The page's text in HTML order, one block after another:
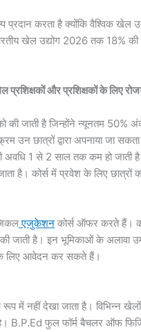
प्रदान करता है क्योंकि वैश्विक खेल
खेल उद्योग 2026 तक 18% की
और प्रशिक्षकों के लिए
जाती है जिन्होंने न्यूनतम 50%
उन छात्रों द्वारा अपनाया जा
अवधि 1 से 2 साल तक कम हो जाती
है। कोर्स में प्रवेश के लिए
एजुकेशन कोर्स ऑफर करते हैं।
जाती है। इन भूमिकाओं के अलावा
के लिए आवेदन कर सकते हैं।
में नहीं देखा जाता है। विभिन्न
है। B.P.Ed फुल फॉर्म बैचलर ऑफ